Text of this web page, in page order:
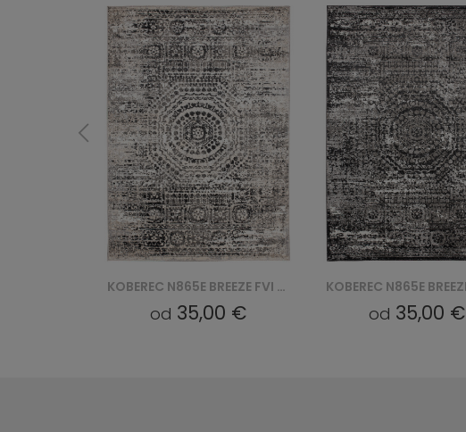
KOBEREC N865E BREEZE FVI - CZARNY
od 35,00 € od 35,00 €